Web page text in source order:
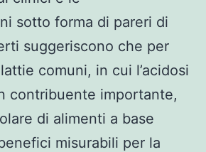
sotto forma di pareri di
suggeriscono che per
comuni, in cui l’acidosi
contribuente importante,
di alimenti a base
misurabili per la